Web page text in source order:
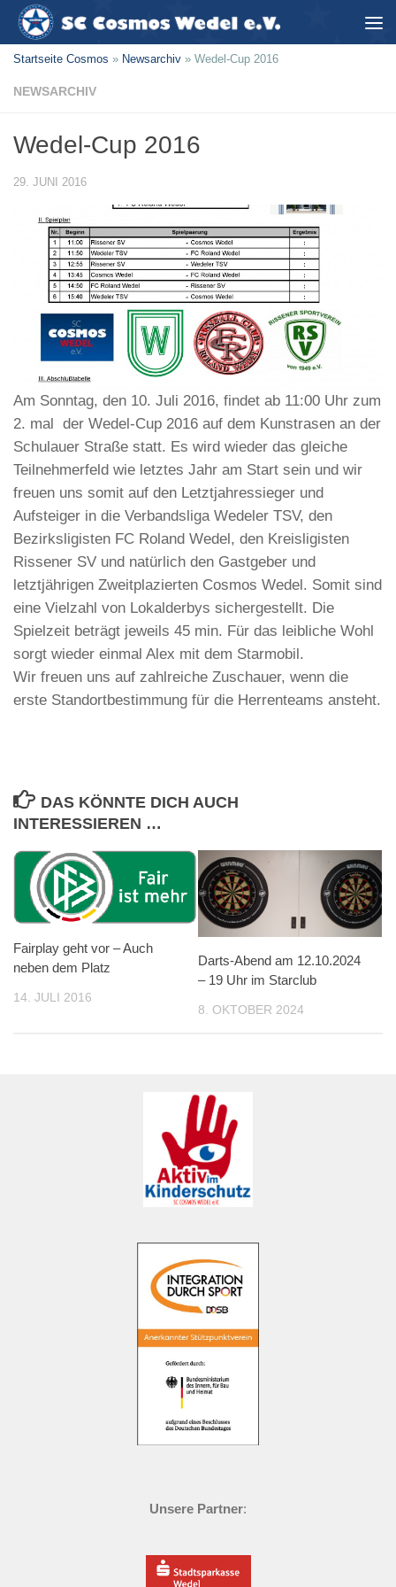
Zum Inhalt springen
Startseite Cosmos » Newsarchiv » Wedel-Cup 2016
NEWSARCHIV
Wedel-Cup 2016
29. JUNI 2016
Am Sonntag, den 10. Juli 2016, findet ab 11:00 Uhr zum
2. mal der Wedel-Cup 2016 auf dem Kunstrasen an der
Schulauer Straße statt. Es wird wieder das gleiche
Teilnehmerfeld wie letztes Jahr am Start sein und wir
freuen uns somit auf den Letztjahressieger und
Aufsteiger in die Verbandsliga Wedeler TSV, den
Bezirksligisten FC Roland Wedel, den Kreisligisten
Rissener SV und natürlich den Gastgeber und
letztjährigen Zweitplazierten Cosmos Wedel. Somit sind
eine Vielzahl von Lokalderbys sichergestellt. Die
Spielzeit beträgt jeweils 45 min. Für das leibliche Wohl
sorgt wieder einmal Alex mit dem Starmobil.
Wir freuen uns auf zahlreiche Zuschauer, wenn die
erste Standortbestimmung für die Herrenteams ansteht.
DAS KÖNNTE DICH AUCH
INTERESSIEREN …
Fairplay geht vor – Auch
neben dem Platz
14. JULI 2016
Darts-Abend am 12.10.2024
– 19 Uhr im Starclub
8. OKTOBER 2024
Unsere Partner: